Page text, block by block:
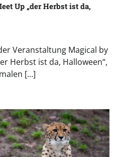
Up „der Herbst ist da,
Veranstaltung Magical by
Herbst ist da, Halloween“,
[…]